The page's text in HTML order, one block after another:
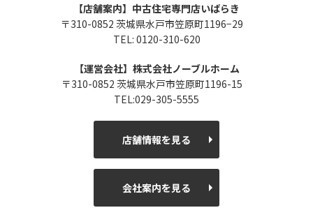
【店舗案内】中古住宅専門店いばらき
〒310-0852 茨城県水戸市笠原町1196−29
TEL: 0120-310-620
【運営会社】株式会社ノーブルホーム
〒310-0852 茨城県水戸市笠原町1196-15
TEL:029-305-5555
店舗情報を見る
会社案内を見る